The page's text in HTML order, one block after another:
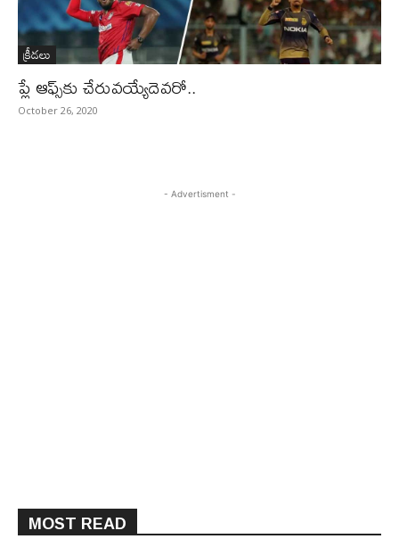
క్రీడలు
ప్లే ఆఫ్స్‌కు చేరువయ్యేదెవరో..
October 26, 2020
- Advertisment -
MOST READ